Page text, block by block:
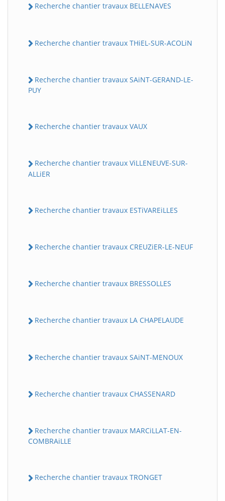
Recherche chantier travaux BELLENAVES
Recherche chantier travaux THiEL-SUR-ACOLiN
Recherche chantier travaux SAiNT-GERAND-LE-
PUY
Recherche chantier travaux VAUX
Recherche chantier travaux ViLLENEUVE-SUR-
ALLiER
Recherche chantier travaux ESTiVAREiLLES
Recherche chantier travaux CREUZiER-LE-NEUF
Recherche chantier travaux BRESSOLLES
Recherche chantier travaux LA CHAPELAUDE
Recherche chantier travaux SAiNT-MENOUX
Recherche chantier travaux CHASSENARD
Recherche chantier travaux MARCiLLAT-EN-
COMBRAiLLE
Recherche chantier travaux TRONGET
BatiWebPro